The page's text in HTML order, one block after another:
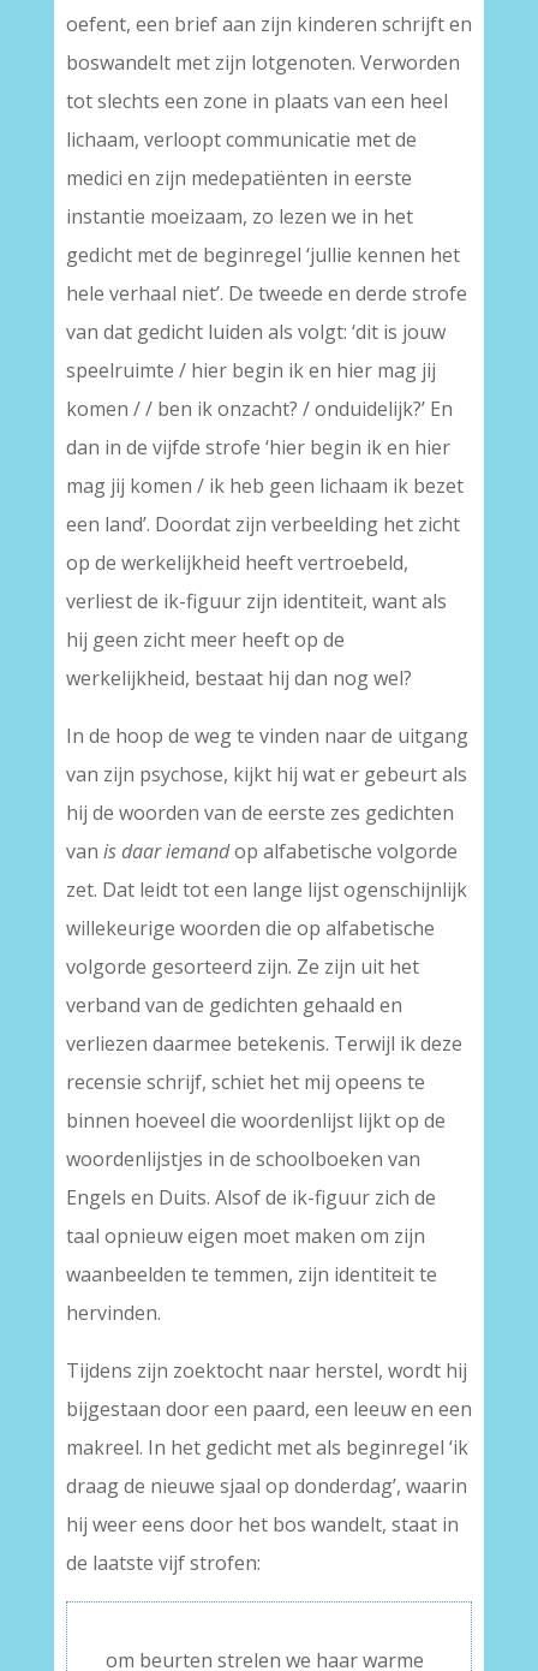
oefent, een brief aan zijn kinderen schrijft en
boswandelt met zijn lotgenoten. Verworden
tot slechts een zone in plaats van een heel
lichaam, verloopt communicatie met de
medici en zijn medepatiënten in eerste
instantie moeizaam, zo lezen we in het
gedicht met de beginregel ‘jullie kennen het
hele verhaal niet’. De tweede en derde strofe
van dat gedicht luiden als volgt: ‘dit is jouw
speelruimte / hier begin ik en hier mag jij
komen / / ben ik onzacht? / onduidelijk?’ En
dan in de vijfde strofe ‘hier begin ik en hier
mag jij komen / ik heb geen lichaam ik bezet
een land’. Doordat zijn verbeelding het zicht
op de werkelijkheid heeft vertroebeld,
verliest de ik-figuur zijn identiteit, want als
hij geen zicht meer heeft op de
werkelijkheid, bestaat hij dan nog wel?
In de hoop de weg te vinden naar de uitgang
van zijn psychose, kijkt hij wat er gebeurt als
hij de woorden van de eerste zes gedichten
van is daar iemandop alfabetische volgorde
zet. Dat leidt tot een lange lijst ogenschijnlijk
willekeurige woorden die op alfabetische
volgorde gesorteerd zijn. Ze zijn uit het
verband van de gedichten gehaald en
verliezen daarmee betekenis. Terwijl ik deze
recensie schrijf, schiet het mij opeens te
binnen hoeveel die woordenlijst lijkt op de
woordenlijstjes in de schoolboeken van
Engels en Duits. Alsof de ik-figuur zich de
taal opnieuw eigen moet maken om zijn
waanbeelden te temmen, zijn identiteit te
hervinden.
Tijdens zijn zoektocht naar herstel, wordt hij
bijgestaan door een paard, een leeuw en een
makreel. In het gedicht met als beginregel ‘ik
draag de nieuwe sjaal op donderdag’, waarin
hij weer eens door het bos wandelt, staat in
de laatste vijf strofen:
om beurten strelen we haar warme